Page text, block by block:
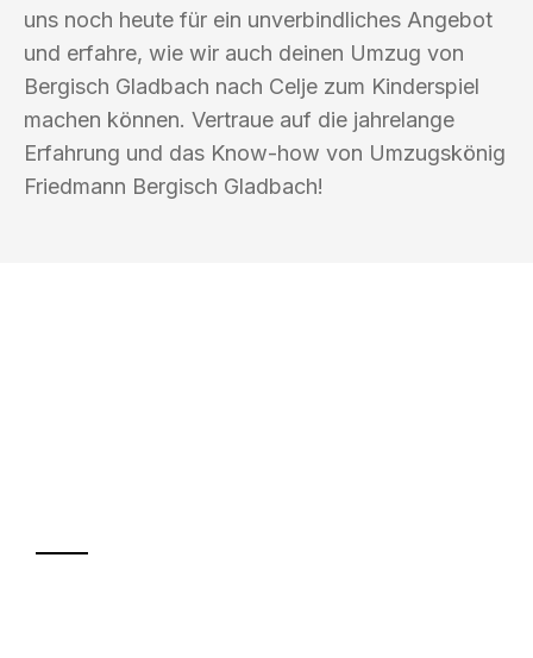
uns noch heute für ein unverbindliches Angebot
und erfahre, wie wir auch deinen Umzug von
Bergisch Gladbach nach Celje zum Kinderspiel
machen können. Vertraue auf die jahrelange
Erfahrung und das Know-how von Umzugskönig
Friedmann Bergisch Gladbach!